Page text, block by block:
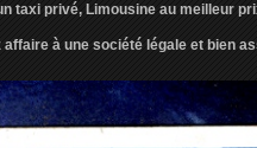
taxi privé, Limousine au meilleur
à une société légale et bien